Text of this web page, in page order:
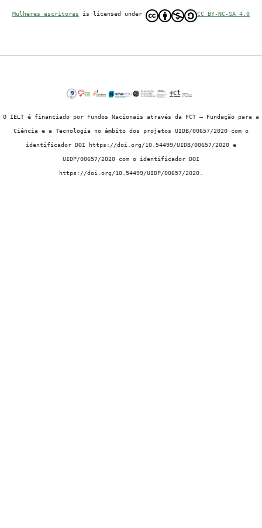
Mulheres escritoras is licensed under CC BY-NC-SA 4.0
O IELT é financiado por Fundos Nacionais através da FCT – Fundação para a
Ciência e a Tecnologia no âmbito dos projetos UIDB/00657/2020 com o
identificador DOI https://doi.org/10.54499/UIDB/00657/2020 e
UIDP/00657/2020 com o identificador DOI
https://doi.org/10.54499/UIDP/00657/2020.